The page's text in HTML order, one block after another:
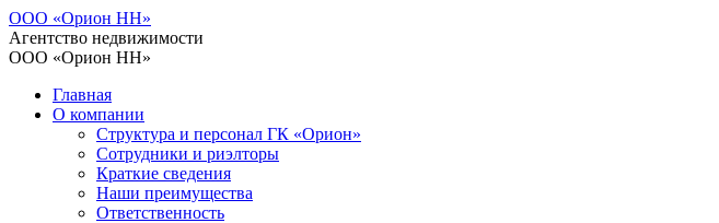
ООО «Орион НН»
Агентство недвижимости
ООО «Орион НН»
Главная
О компании
Структура и персонал ГК «Орион»
Сотрудники и риэлторы
Краткие сведения
Наши преимущества
Ответственность